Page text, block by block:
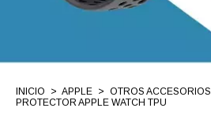
INICIO > APPLE > OTROS ACCESORIOS
PROTECTOR APPLE WATCH TPU